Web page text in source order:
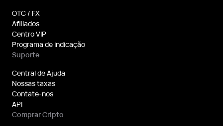
OTC / FX
Afiliados
Centro VIP
Programa de indicação
Suporte
Central de Ajuda
Nossas taxas
Contate-nos
API
Comprar Cripto